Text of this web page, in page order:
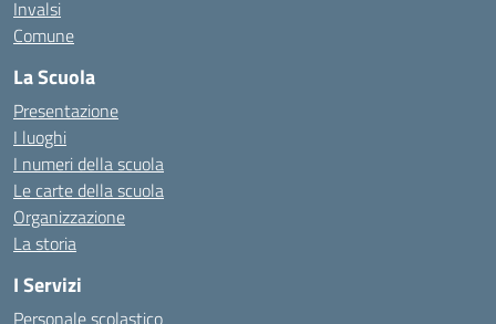
Invalsi
Comune
La Scuola
Presentazione
I luoghi
I numeri della scuola
Le carte della scuola
Organizzazione
La storia
I Servizi
Personale scolastico